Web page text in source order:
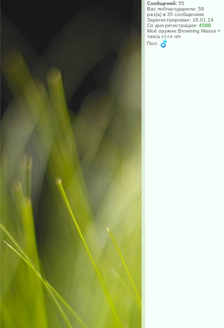
Сообщений: 55
Вас поблагодарили: 59
раз(а) в 35 сообщениях
Зарегистрирован: 16.01.14
Со дня регистрации: 4588
Моё оружие:Browning Maxus +
такса ст.гл.ч/п
Пол: